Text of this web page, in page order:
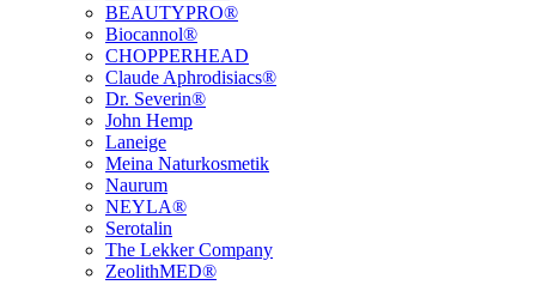
BEAUTYPRO®
Biocannol®
CHOPPERHEAD
Claude Aphrodisiacs®
Dr. Severin®
John Hemp
Laneige
Meina Naturkosmetik
Naurum
NEYLA®
Serotalin
The Lekker Company
ZeolithMED®